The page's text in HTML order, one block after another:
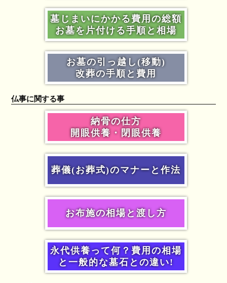
墓じまいにかかる費用の総額
お墓を片付ける手順と相場
お墓の引っ越し(移動)
改葬の手順と費用
仏事に関する事
納骨の仕方
開眼供養・閉眼供養
葬儀(お葬式)のマナーと作法
お布施の相場と渡し方
永代供養って何？費用の相場
と一般的な墓石との違い!